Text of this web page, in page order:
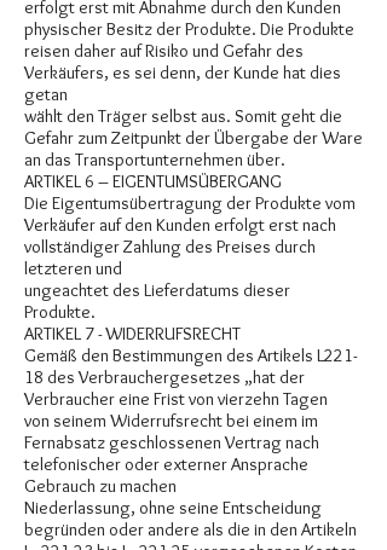
erfolgt erst mit Abnahme durch den Kunden
physischer Besitz der Produkte. Die Produkte
reisen daher auf Risiko und Gefahr des
Verkäufers, es sei denn, der Kunde hat dies
getan
wählt den Träger selbst aus. Somit geht die
Gefahr zum Zeitpunkt der Übergabe der Ware
an das Transportunternehmen über.
ARTIKEL 6 – EIGENTUMSÜBERGANG
Die Eigentumsübertragung der Produkte vom
Verkäufer auf den Kunden erfolgt erst nach
vollständiger Zahlung des Preises durch
letzteren und
ungeachtet des Lieferdatums dieser
Produkte.
ARTIKEL 7 - WIDERRUFSRECHT
Gemäß den Bestimmungen des Artikels L221-
18 des Verbrauchergesetzes „hat der
Verbraucher eine Frist von vierzehn Tagen
von seinem Widerrufsrecht bei einem im
Fernabsatz geschlossenen Vertrag nach
telefonischer oder externer Ansprache
Gebrauch zu machen
Niederlassung, ohne seine Entscheidung
begründen oder andere als die in den Artikeln